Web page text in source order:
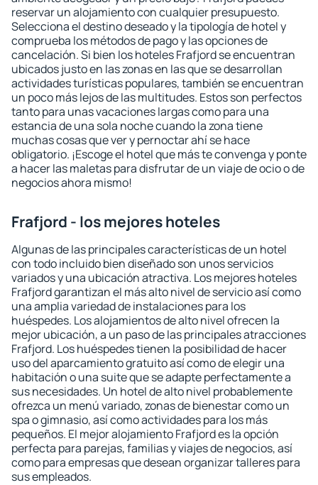
reservar un alojamiento con cualquier presupuesto.
Selecciona el destino deseado y la tipología de hotel y
comprueba los métodos de pago y las opciones de
cancelación. Si bien los hoteles Frafjord se encuentran
ubicados justo en las zonas en las que se desarrollan
actividades turísticas populares, también se encuentran
un poco más lejos de las multitudes. Estos son perfectos
tanto para unas vacaciones largas como para una
estancia de una sola noche cuando la zona tiene
muchas cosas que ver y pernoctar ahí se hace
obligatorio. ¡Escoge el hotel que más te convenga y ponte
a hacer las maletas para disfrutar de un viaje de ocio o de
negocios ahora mismo!
Frafjord - los mejores hoteles
Algunas de las principales características de un hotel
con todo incluido bien diseñado son unos servicios
variados y una ubicación atractiva. Los mejores hoteles
Frafjord garantizan el más alto nivel de servicio así como
una amplia variedad de instalaciones para los
huéspedes. Los alojamientos de alto nivel ofrecen la
mejor ubicación, a un paso de las principales atracciones
Frafjord. Los huéspedes tienen la posibilidad de hacer
uso del aparcamiento gratuito así como de elegir una
habitación o una suite que se adapte perfectamente a
sus necesidades. Un hotel de alto nivel probablemente
ofrezca un menú variado, zonas de bienestar como un
spa o gimnasio, así como actividades para los más
pequeños. El mejor alojamiento Frafjord es la opción
perfecta para parejas, familias y viajes de negocios, así
como para empresas que desean organizar talleres para
sus empleados.